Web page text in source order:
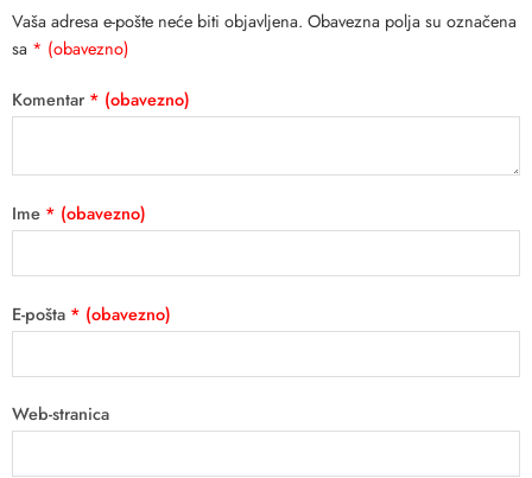
Vaša adresa e-pošte neće biti objavljena. Obavezna polja su označena
sa * (obavezno)
Komentar * (obavezno)
Ime * (obavezno)
E-pošta * (obavezno)
Web-stranica